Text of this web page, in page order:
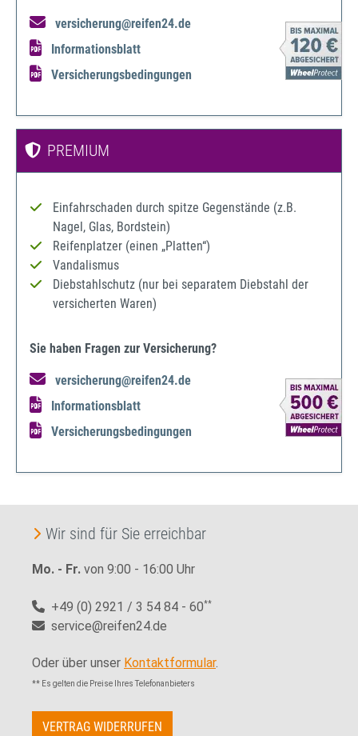
versicherung@reifen24.de
Informationsblatt
Versicherungsbedingungen
PREMIUM
Einfahrschaden durch spitze Gegenstände (z.B.
Nagel, Glas, Bordstein)
Reifenplatzer (einen „Platten“)
Vandalismus
Diebstahlschutz (nur bei separatem Diebstahl der
versicherten Waren)
Sie haben Fragen zur Versicherung?
versicherung@reifen24.de
Informationsblatt
Versicherungsbedingungen
Wir sind für Sie erreichbar
Mo. - Fr. von 9:00 - 16:00 Uhr
+49 (0) 2921 / 3 54 84 - 60**
service@reifen24.de
Oder über unser Kontaktformular.
** Es gelten die Preise Ihres Telefonanbieters
VERTRAG WIDERRUFEN